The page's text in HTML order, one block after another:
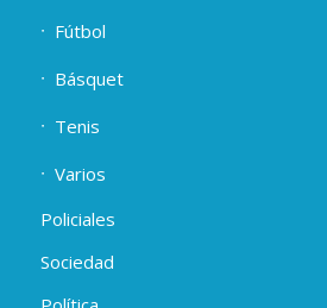
Fútbol
Básquet
Tenis
Varios
Policiales
Sociedad